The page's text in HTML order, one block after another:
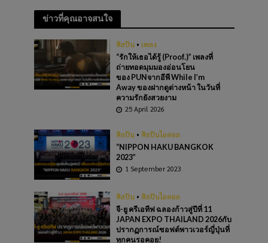
ข่าวที่คุณอาจสนใจ
ศิลปิน • เพลง
“รักให้เธอได้รู้ (Proof.)” เพลงที่
ถ่ายทอดมุมมองอ่อนโยน
ของ PUNจากอีพี While I’m
Away ของฝากดูต่างหน้า ในวันที่
ความรักยังสวยงาม
25 April 2026
ศิลปิน • ศิลปินไอดอล
“NIPPON HAKU BANGKOK
2023”
1 September 2023
ศิลปิน • ศิลปินไอดอล
จี-ยู ครีเอทีฟ ฉลองก้าวสู่ปีที่ 11
JAPAN EXPO THAILAND 2026กับ
ปรากฏการณ์ซอฟต์พาวเวอร์ญี่ปุ่นที่
ทุกคนรอคอย!